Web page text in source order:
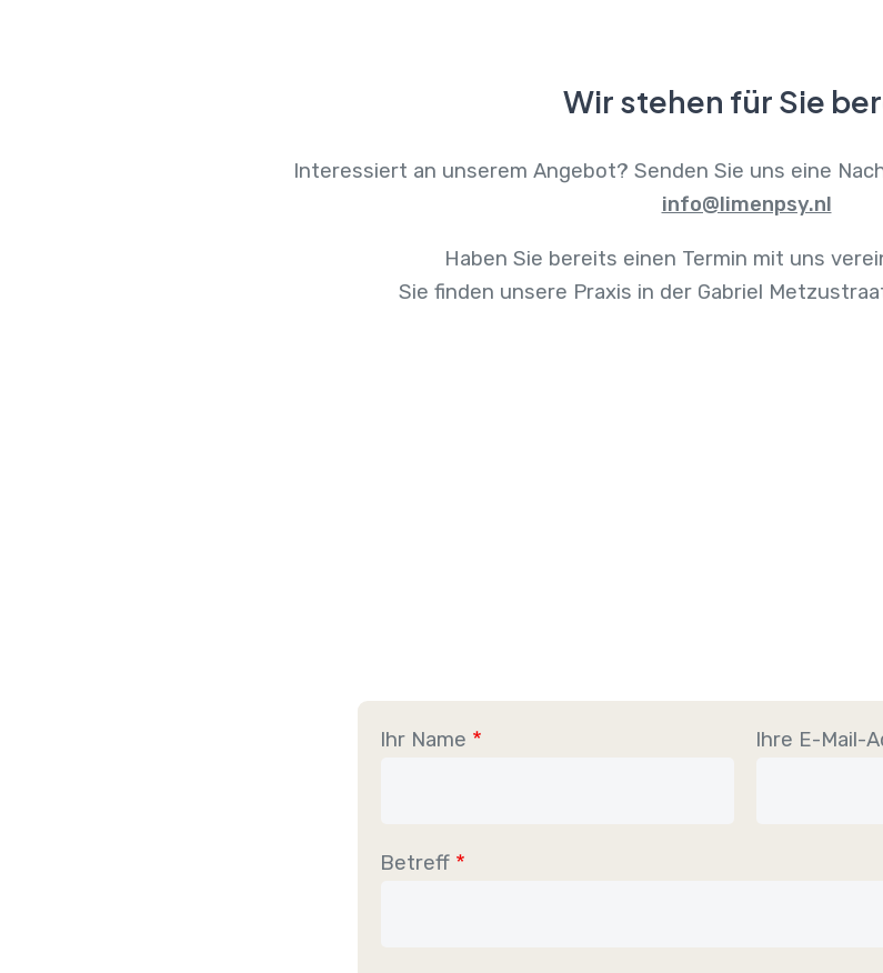
Wir stehen für Sie
Interessiert an unserem Angebot? Senden Sie uns eine
info@limenpsy.nl
Haben Sie bereits einen Termin mit uns
Sie finden unsere Praxis in der Gabriel
Ihr Name Ihre E-Mail-
Betreff